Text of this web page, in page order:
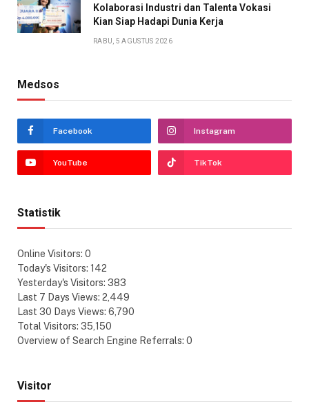
Kolaborasi Industri dan Talenta Vokasi
Kian Siap Hadapi Dunia Kerja
RABU, 5 AGUSTUS 2026
Medsos
Facebook Instagram
YouTube TikTok
Statistik
Online Visitors: 0
Today's Visitors: 142
Yesterday's Visitors: 383
Last 7 Days Views: 2,449
Last 30 Days Views: 6,790
Total Visitors: 35,150
Overview of Search Engine Referrals: 0
Visitor